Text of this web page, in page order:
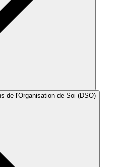
de l'Organisation de Soi (DSO)